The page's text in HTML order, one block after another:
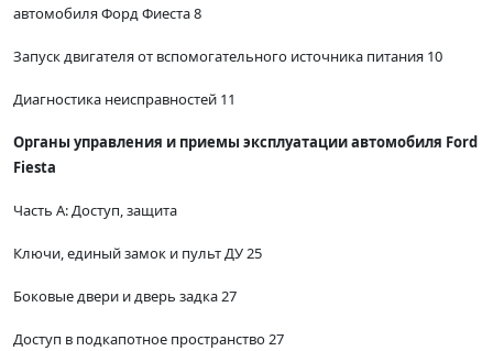
автомобиля Форд Фиеста 8
Запуск двигателя от вспомогательного источника питания 10
Диагностика неисправностей 11
Органы управления и приемы эксплуатации автомобиля Ford
Fiesta
Часть А: Доступ, защита
Ключи, единый замок и пульт ДУ 25
Боковые двери и дверь задка 27
Доступ в подкапотное пространство 27